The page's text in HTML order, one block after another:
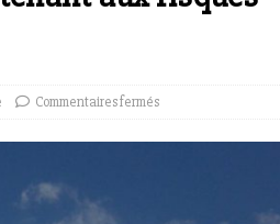
Commentaires fermés